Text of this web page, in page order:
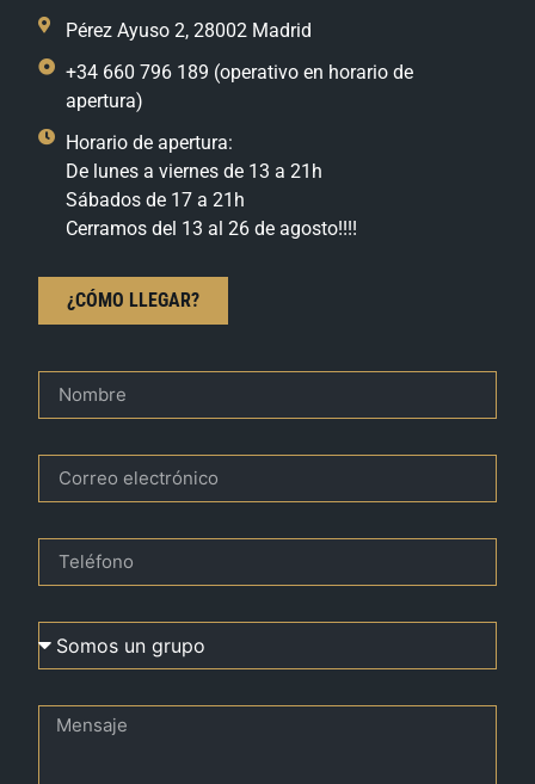
Pérez Ayuso 2, 28002 Madrid
+34 660 796 189 (operativo en horario de
apertura)
Horario de apertura:
De lunes a viernes de 13 a 21h
Sábados de 17 a 21h
Cerramos del 13 al 26 de agosto!!!!
¿CÓMO LLEGAR?